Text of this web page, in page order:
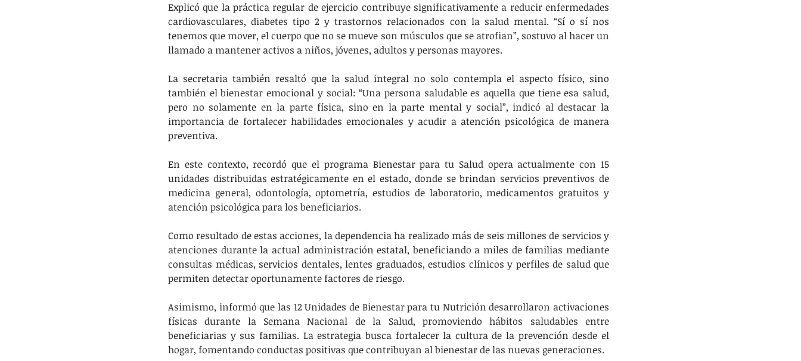
Explicó que la práctica regular de ejercicio contribuye significativamente a reducir enfermedades
cardiovasculares, diabetes tipo 2 y trastornos relacionados con la salud mental. “Sí o sí nos
tenemos que mover, el cuerpo que no se mueve son músculos que se atrofian”, sostuvo al hacer un
llamado a mantener activos a niños, jóvenes, adultos y personas mayores.
La secretaria también resaltó que la salud integral no solo contempla el aspecto físico, sino
también el bienestar emocional y social: “Una persona saludable es aquella que tiene esa salud,
pero no solamente en la parte física, sino en la parte mental y social”, indicó al destacar la
importancia de fortalecer habilidades emocionales y acudir a atención psicológica de manera
preventiva.
En este contexto, recordó que el programa Bienestar para tu Salud opera actualmente con 15
unidades distribuidas estratégicamente en el estado, donde se brindan servicios preventivos de
medicina general, odontología, optometría, estudios de laboratorio, medicamentos gratuitos y
atención psicológica para los beneficiarios.
Como resultado de estas acciones, la dependencia ha realizado más de seis millones de servicios y
atenciones durante la actual administración estatal, beneficiando a miles de familias mediante
consultas médicas, servicios dentales, lentes graduados, estudios clínicos y perfiles de salud que
permiten detectar oportunamente factores de riesgo.
Asimismo, informó que las 12 Unidades de Bienestar para tu Nutrición desarrollaron activaciones
físicas durante la Semana Nacional de la Salud, promoviendo hábitos saludables entre
beneficiarias y sus familias. La estrategia busca fortalecer la cultura de la prevención desde el
hogar, fomentando conductas positivas que contribuyan al bienestar de las nuevas generaciones.